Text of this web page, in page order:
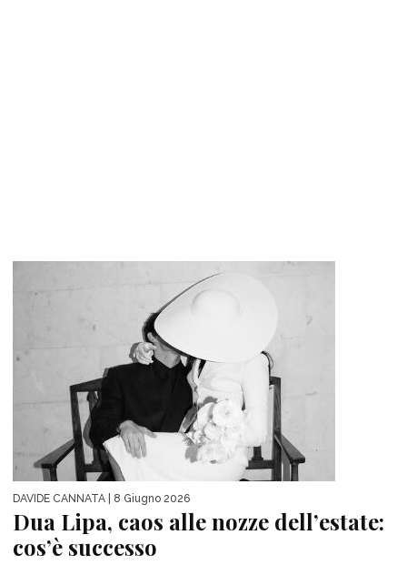
DAVIDE CANNATA | 8 Giugno 2026
Dua Lipa, caos alle nozze dell’estate:
cos’è successo